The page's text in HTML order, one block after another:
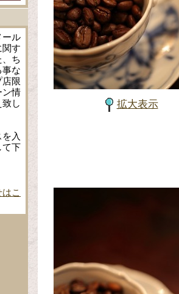
ル
関す
ち
事な
店限
ン情
し
を入
下
こ
拡大表示